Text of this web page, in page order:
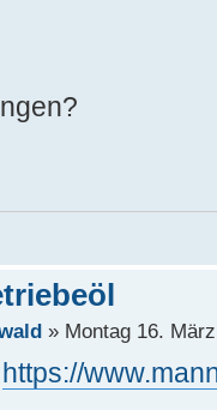
» Montag 16.
https://